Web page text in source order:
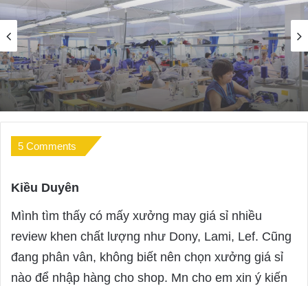
Thời Trang
28/08/2025
Top 5 Xưởng May Áo Thun Đồng Phục Thời
Trang Quận 9
5 Comments
Kiều Duyên
a
y
s
:
Mình tìm thấy có mấy xưởng may giá sỉ nhiều
review khen chất lượng như Dony, Lami, Lef. Cũng
đang phân vân, không biết nên chọn xưởng giá sỉ
nào để nhập hàng cho shop. Mn cho em xin ý kiến